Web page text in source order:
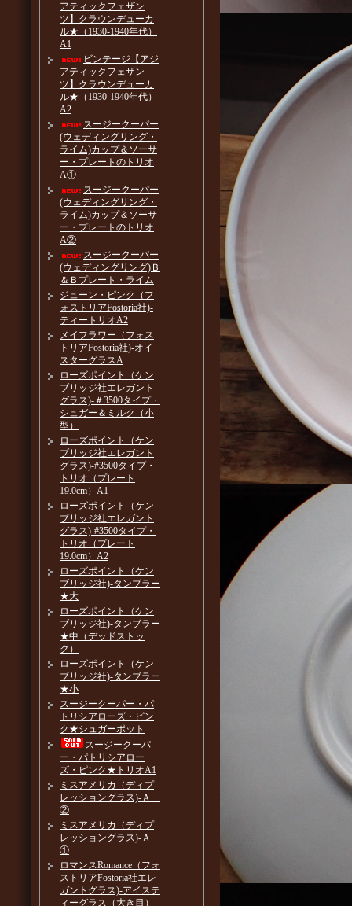
アティックフェザン
ツ】クラウンデューカ
ル★（1930-1940年代）
A1
ビンテージ【アジ
アティックフェザン
ツ】クラウンデューカ
ル★（1930-1940年代）
A2
スージークーパー
(ウェディングリング・
ライム)カップ＆ソーサ
ー・プレートのトリオ
A①
スージークーパー
(ウェディングリング・
ライム)カップ＆ソーサ
ー・プレートのトリオ
A②
スージークーパー
(ウェディングリング)Ｂ
＆Ｂプレート・ライム
ジューン・ピンク（フ
ォストリアFostoria社)-
ティートリオA2
メイフラワー（フォス
トリアFostoria社)-オイ
スターグラスA
ローズポイント（ケン
ブリッジ社エレガント
グラス)-＃3500タイプ・
シュガー＆ミルク（小
型）
ローズポイント（ケン
ブリッジ社エレガント
グラス)-#3500タイプ・
トリオ（プレート
19.0cm）A1
ローズポイント（ケン
ブリッジ社エレガント
グラス)-#3500タイプ・
トリオ（プレート
19.0cm）A2
ローズポイント（ケン
ブリッジ社)-タンブラー
★大
ローズポイント（ケン
ブリッジ社)-タンブラー
★中（デッドストッ
ク）
ローズポイント（ケン
ブリッジ社)-タンブラー
★小
スージークーパー・パ
トリシアローズ・ピン
ク★シュガーポット
スージークーパ
ー・パトリシアロー
ズ・ピンク★トリオA1
ミスアメリカ（ディプ
レッショングラス)-Ａ
②
ミスアメリカ（ディプ
レッショングラス)-Ａ
①
ロマンスRomance（フォ
ストリアFostoria社エレ
ガントグラス)-アイステ
ィーグラス（大き目）